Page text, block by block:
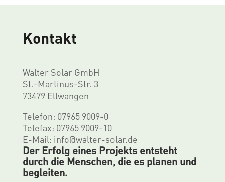
Kontakt
Walter Solar GmbH
St.-Martinus-Str. 3
73479 Ellwangen
Telefon: 07965 9009-0
Telefax: 07965 9009-10
E-Mail: info@walter-solar.de
Der Erfolg eines Projekts entsteht
durch die Menschen, die es planen und
begleiten.